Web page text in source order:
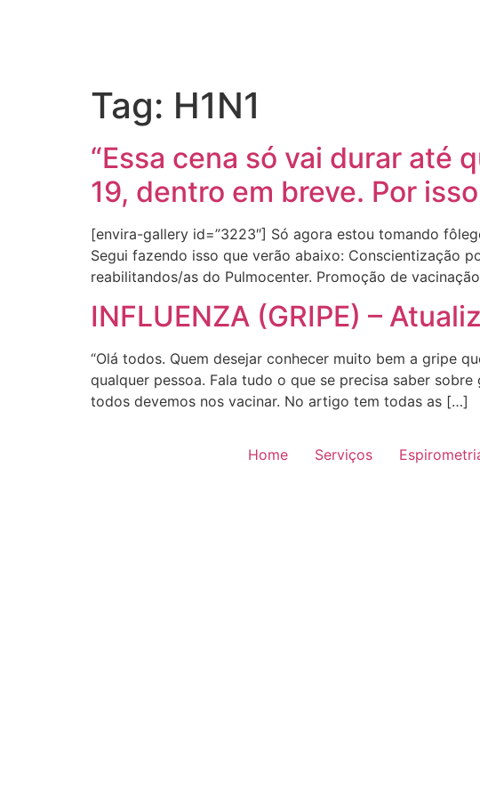
Tag: H1N1
“Essa cena só vai durar até
19, dentro em breve. Por
[envira-gallery id=”3223″] Só agora estou tomando
Segui fazendo isso que verão abaixo: Conscientização
reabilitandos/as do Pulmocenter. Promoção de
INFLUENZA (GRIPE) –
“Olá todos. Quem desejar conhecer muito bem a gripe
qualquer pessoa. Fala tudo o que se precisa saber
todos devemos nos vacinar. No artigo tem todas as […]
Home Serviços